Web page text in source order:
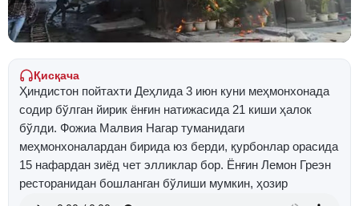
Қисқача
Ҳиндистон пойтахти Деҳлида 3 июн куни меҳмонхонада
содир бўлган йирик ёнғин натижасида 21 киши ҳалок
бўлди. Фожиа Малвия Нагар туманидаги
меҳмонхоналардан бирида юз берди, қурбонлар орасида
15 нафардан зиёд чет элликлар бор. Ёнғин Лемон Греэн
ресторанидан бошланган бўлиши мумкин, ҳозир